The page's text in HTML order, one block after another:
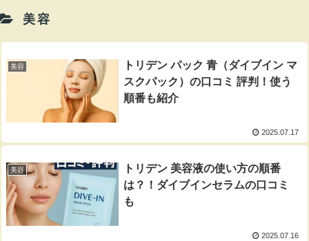
美容
美容
トリデン パック 青（ダイブイン マ
スクパック）の口コミ 評判！使う
順番も紹介
2025.07.17
美容
トリデン 美容液の使い方の順番
は？！ダイブインセラムの口コミ
も
2025.07.16